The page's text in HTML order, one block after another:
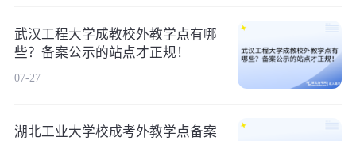
武汉工程大学成教校外教学点有哪
些？备案公示的站点才正规！
07-27
湖北工业大学校成考外教学点备案